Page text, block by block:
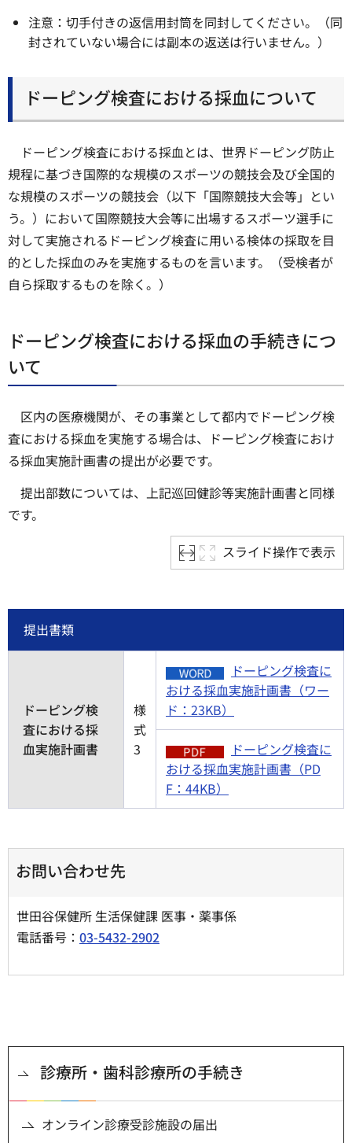
注意：切手付きの返信用封筒を同封してください。（同
封されていない場合には副本の返送は行いません。）
ドーピング検査における採血について
ドーピング検査における採血とは、世界ドーピング防止
規程に基づき国際的な規模のスポーツの競技会及び全国的
な規模のスポーツの競技会（以下「国際競技大会等」とい
う。）において国際競技大会等に出場するスポーツ選手に
対して実施されるドーピング検査に用いる検体の採取を目
的とした採血のみを実施するものを言います。（受検者が
自ら採取するものを除く。）
ドーピング検査における採血の手続きにつ
いて
区内の医療機関が、その事業として都内でドーピング検
査における採血を実施する場合は、ドーピング検査におけ
る採血実施計画書の提出が必要です。
提出部数については、上記巡回健診等実施計画書と同様
です。
スライド操作で表示
提出書類
ドーピング検
査における採
血実施計画書
様
式
3
ドーピング検査に
おける採血実施計画書（ワー
ド：23KB）
ドーピング検査に
おける採血実施計画書（PD
F：44KB）
お問い合わせ先
世田谷保健所 生活保健課 医事・薬事係
電話番号： 03-5432-2902
診療所・歯科診療所の手続き
オンライン診療受診施設の届出